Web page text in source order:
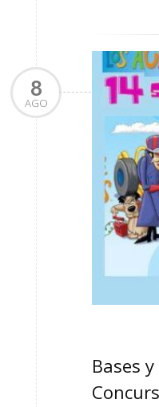
8
AGO
Bases